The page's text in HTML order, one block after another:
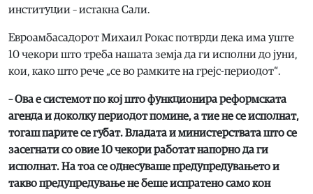
институции – истакна Сали.
Евроамбасадорот Михаил Рокас потврди дека има уште
10 чекори што треба нашата земја да ги исполни до јуни,
кои, како што рече „се во рамките на грејс-периодот“.
– Ова е системот по кој што функционира реформската
агенда и доколку периодот помине, а тие не се исполнат,
тогаш парите се губат. Владата и министерствата што се
засегнати со овие 10 чекори работат напорно да ги
исполнат. На тоа се однесуваше предупредувањето и
такво предупредување не беше испратено само кон